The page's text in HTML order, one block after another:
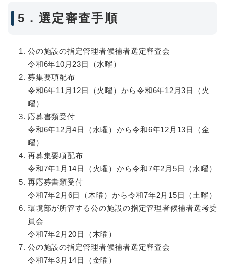
5．選定審査手順
公の施設の指定管理者候補者選定審査会
令和6年10月23日（水曜）
募集要項配布
令和6年11月12日（火曜）から令和6年12月3日（火
曜）
応募書類受付
令和6年12月4日（水曜）から令和6年12月13日（金
曜）
再募集要項配布
令和7年1月14日（火曜）から令和7年2月5日（水曜）
再応募書類受付
令和7年2月6日（木曜）から令和7年2月15日（土曜）
環境部が所管する公の施設の指定管理者候補者選考委
員会
令和7年2月20日（木曜）
公の施設の指定管理者候補者選定審査会
令和7年3月14日（金曜）